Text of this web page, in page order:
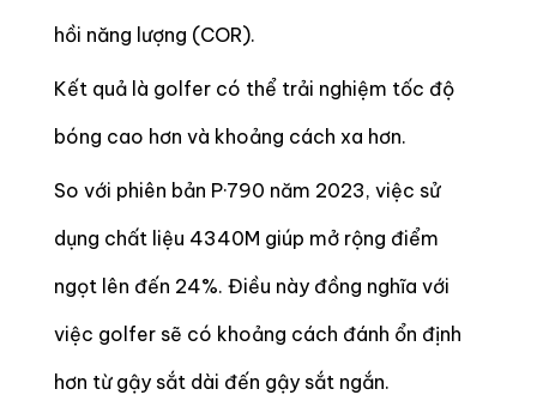
hồi năng lượng (COR).
Kết quả là golfer có thể trải nghiệm tốc độ
bóng cao hơn và khoảng cách xa hơn.
So với phiên bản P·790 năm 2023, việc sử
dụng chất liệu 4340M giúp mở rộng điểm
ngọt lên đến 24%. Điều này đồng nghĩa với
việc golfer sẽ có khoảng cách đánh ổn định
hơn từ gậy sắt dài đến gậy sắt ngắn.